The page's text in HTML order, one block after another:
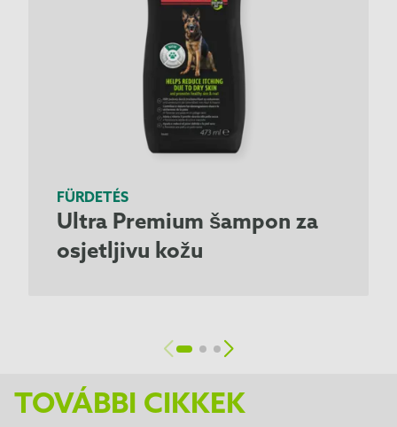
FÜRDETÉS
Ultra Premium šampon za
osjetljivu kožu
TOVÁBBI CIKKEK